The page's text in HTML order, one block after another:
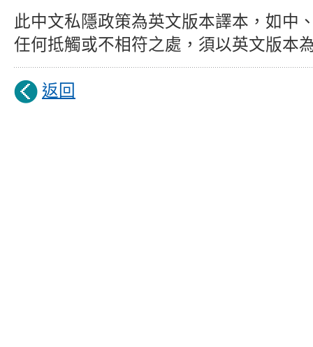
此中文私隱政策為英文版本譯本，如中
任何抵觸或不相符之處， 須以英文版本
返回